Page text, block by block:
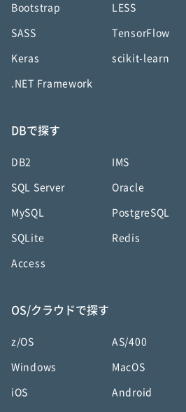
Bootstrap LESS
SASS TensorFlow
Keras scikit-learn
.NET Framework
DBで探す
DB2 IMS
SQL Server Oracle
MySQL PostgreSQL
SQLite Redis
Access
OS/クラウドで探す
z/OS AS/400
Windows MacOS
iOS Android